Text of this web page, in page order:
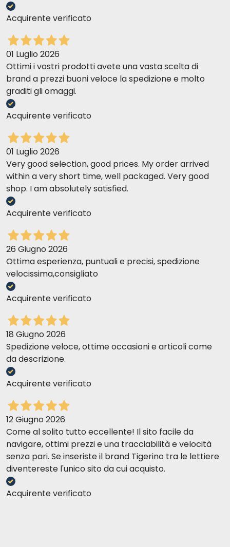
Acquirente verificato
01 Luglio 2026
Ottimi i vostri prodotti avete una vasta scelta di
brand a prezzi buoni veloce la spedizione e molto
graditi gli omaggi.
Acquirente verificato
01 Luglio 2026
Very good selection, good prices. My order arrived
within a very short time, well packaged. Very good
shop. I am absolutely satisfied.
Acquirente verificato
26 Giugno 2026
Ottima esperienza, puntuali e precisi, spedizione
velocissima,consigliato
Acquirente verificato
18 Giugno 2026
Spedizione veloce, ottime occasioni e articoli come
da descrizione.
Acquirente verificato
12 Giugno 2026
Come al solito tutto eccellente! Il sito facile da
navigare, ottimi prezzi e una tracciabilità e velocità
senza pari. Se inseriste il brand Tigerino tra le lettiere
diventereste l'unico sito da cui acquisto.
Acquirente verificato